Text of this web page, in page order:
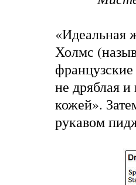
«Идеальная
Холмс
не дряблая и
кожей».
рукавом